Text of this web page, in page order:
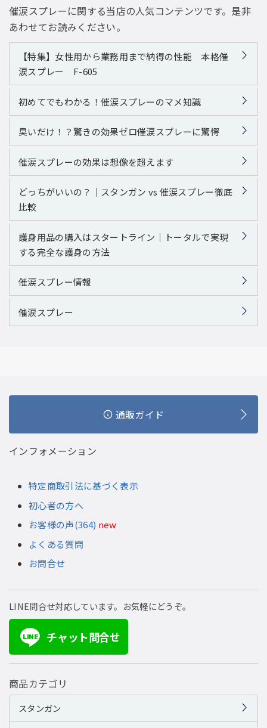
催涙スプレーに関する当店の人気コンテンツです。是非
あわせてお読みください。
【特集】女性用から業務用まで納得の性能 本格催
涙スプレー F-605
初めてでもわかる！催涙スプレーのマメ知識
臭いだけ！？驚きの効果ゼロ催涙スプレーに驚愕
催涙スプレーの効果は想像を超えます
どっちがいいの？｜スタンガン vs 催涙スプレー徹底
比較
護身用品の購入はスタートライン｜トータルで実現
する完全な護身の方法
催涙スプレー情報
催涙スプレー
通販ガイド
インフォメーション
特定商取引法に基づく表示
初心者の方へ
お客様の声(364) new
よくある質問
お問合せ
LINE問合せ対応しています。お気軽にどうぞ。
LINE チャット問合せ
商品カテゴリ
スタンガン